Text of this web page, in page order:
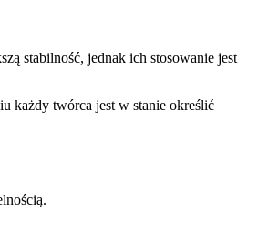
stabilność, jednak ich stosowanie jest
każdy twórca jest w stanie określić